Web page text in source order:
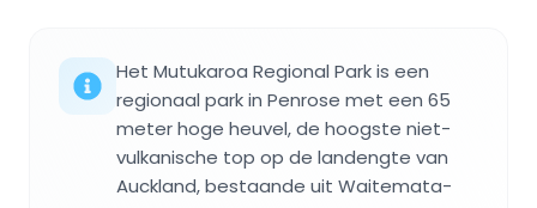
Het Mutukaroa Regional Park is een
regionaal park in Penrose met een 65
meter hoge heuvel, de hoogste niet-
vulkanische top op de landengte van
Auckland, bestaande uit Waitemata-